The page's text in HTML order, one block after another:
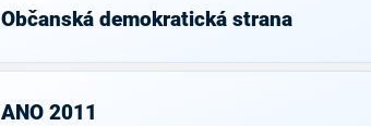
Občanská demokratická strana
ANO 2011